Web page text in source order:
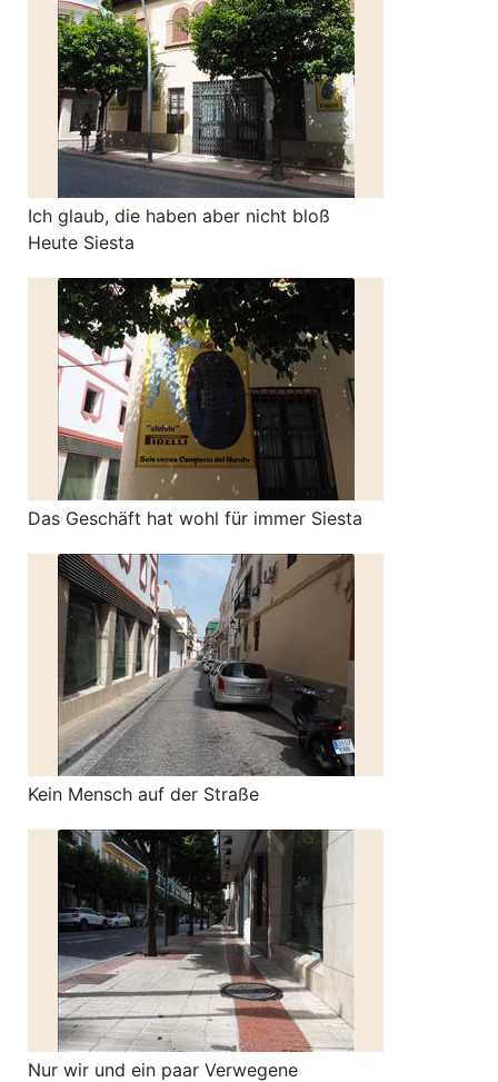
Ich glaub, die haben aber nicht bloß
Heute Siesta
Das Geschäft hat wohl für immer Siesta
Kein Mensch auf der Straße
Nur wir und ein paar Verwegene